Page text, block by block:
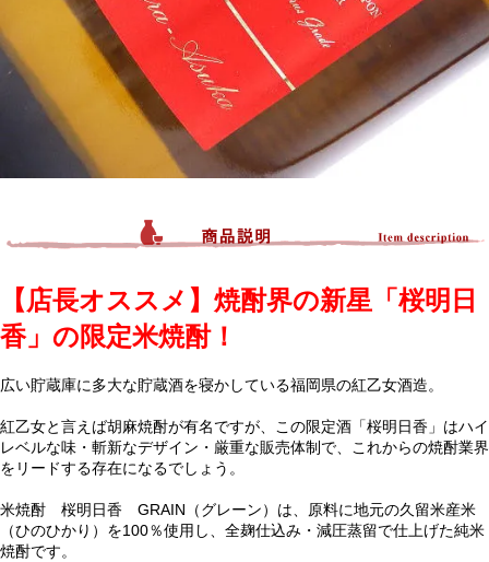
【店長オススメ】焼酎界の新星「桜明日
香」の限定米焼酎！
広い貯蔵庫に多大な貯蔵酒を寝かしている福岡県の紅乙女酒造。
紅乙女と言えば胡麻焼酎が有名ですが、この限定酒「桜明日香」はハイ
レベルな味・斬新なデザイン・厳重な販売体制で、これからの焼酎業界
をリードする存在になるでしょう。
米焼酎 桜明日香 GRAIN（グレーン）は、原料に地元の久留米産米
（ひのひかり）を100％使用し、全麹仕込み・減圧蒸留で仕上げた純米
焼酎です。